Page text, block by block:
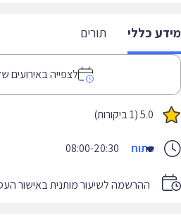
כללי תורים
לצפייה באירועים
5.0 (1 ביקורות)
פתוח 08:00-20:30
ההרשמה לשיעור מותנית באישור העסק